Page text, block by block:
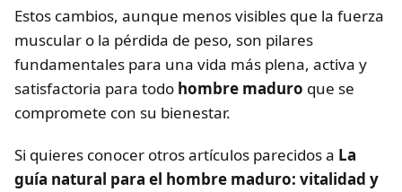
Estos cambios, aunque menos visibles que la fuerza
muscular o la pérdida de peso, son pilares
fundamentales para una vida más plena, activa y
satisfactoria para todo hombre maduro que se
compromete con su bienestar.
Si quieres conocer otros artículos parecidos a La
guía natural para el hombre maduro: vitalidad y